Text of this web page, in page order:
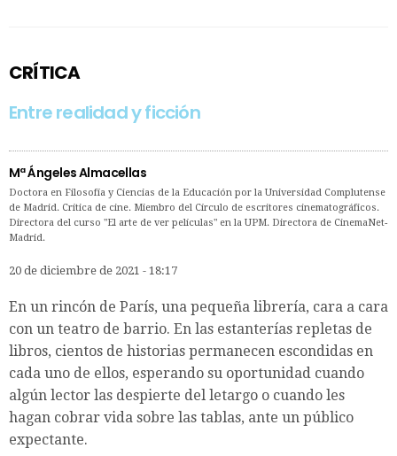
CRÍTICA
Entre realidad y ficción
Mª Ángeles Almacellas
Doctora en Filosofía y Ciencias de la Educación por la Universidad Complutense
de Madrid. Crítica de cine. Miembro del Círculo de escritores cinematográficos.
Directora del curso "El arte de ver películas" en la UPM. Directora de CinemaNet-
Madrid.
20 de diciembre de 2021 - 18:17
En un rincón de París, una pequeña librería, cara a cara
con un teatro de barrio. En las estanterías repletas de
libros, cientos de historias permanecen escondidas en
cada uno de ellos, esperando su oportunidad cuando
algún lector las despierte del letargo o cuando les
hagan cobrar vida sobre las tablas, ante un público
expectante.